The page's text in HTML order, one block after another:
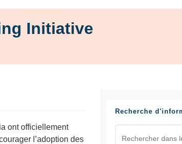
Initiative
ont officiellement
l’adoption des
Recherche